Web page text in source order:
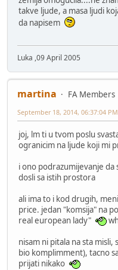
takve ljude, a masa ljudi
da napisem
Luka ,09 April 2005
martina
FA Members
September 18, 2014, 06:37:04 PM
joj, lm ti u tvom poslu
ogranicim na ljude koji mi
i ono podrazumijevanje da
dosli sa istih prostora
ali ima to i kod drugih,
price. jedan "komsija" na
real european lady"
nisam ni pitala na sta misli,
bio komplimment), tacno
prijati nikako